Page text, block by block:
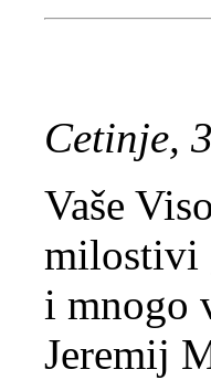
Cetinje,
Vaše
milostivi
i mnogo
Jeremij